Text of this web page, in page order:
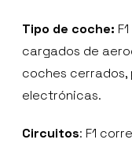
Tipo de coche:
cargados de
coches cerrados,
electrónicas.
Circuitos: F1